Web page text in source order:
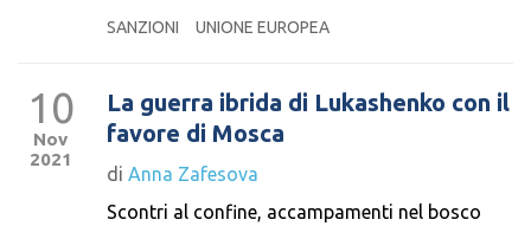
SANZIONI
UNIONE EUROPEA
10
Nov
2021
La guerra ibrida di Lukashenko con il
favore di Mosca
di Anna Zafesova
Scontri al confine, accampamenti nel bosco